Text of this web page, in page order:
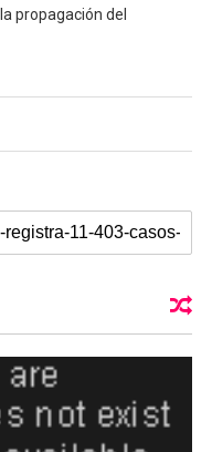
propagación del